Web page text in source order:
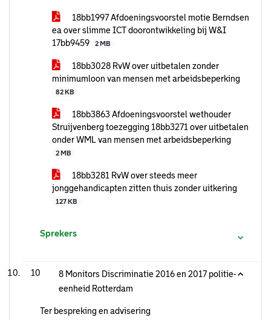
18bb1997 Afdoeningsvoorstel motie Berndsen
ea over slimme ICT doorontwikkeling bij W&I
17bb9459
2 MB
18bb3028 RvW over uitbetalen zonder
minimumloon van mensen met arbeidsbeperking
82 KB
18bb3863 Afdoeningsvoorstel wethouder
Struijvenberg toezegging 18bb3271 over uitbetalen
onder WML van mensen met arbeidsbeperking
2 MB
18bb3281 RvW over steeds meer
jonggehandicapten zitten thuis zonder uitkering
127 KB
Sprekers
10
8 Monitors Discriminatie 2016 en 2017 politie-
eenheid Rotterdam
Ter bespreking en advisering